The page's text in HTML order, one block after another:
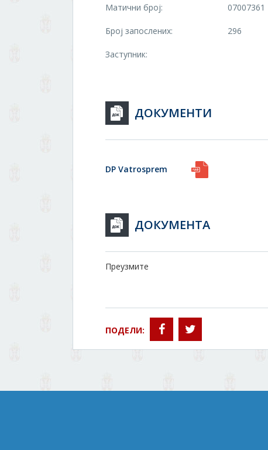
Матични број: 07007361
Број запослених: 296
Заступник:
ДОКУМЕНТИ
DP Vatrosprem
ДОКУМЕНТА
Преузмите
ПОДЕЛИ: